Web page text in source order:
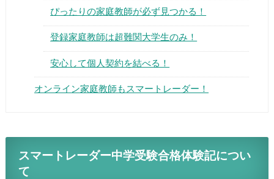
▶
ぴったりの家庭教師が必ず見つかる！
登録家庭教師は超難関大学生のみ！
安心して個人契約を結べる！
オンライン家庭教師もスマートレーダー！
スマートレーダー中学受験合格体験記につい
て